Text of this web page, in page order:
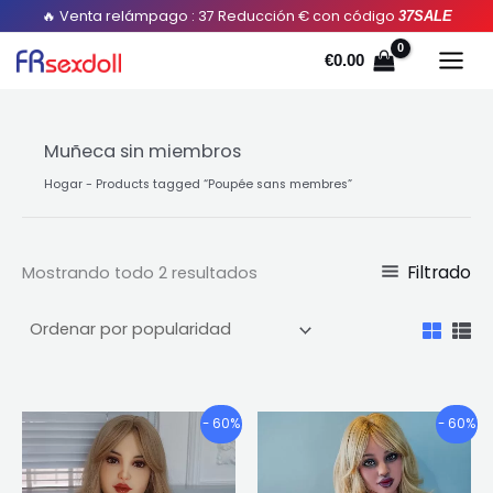
Saltar
contenido
🔥 Venta relámpago : 37 Reducción € con código 37SALE
€0.00
Muñeca sin miembros
Hogar - Products tagged “Poupée sans membres”
Mostrando todo 2 resultados
Ordenado
por
popularidad
Filtrado
- 60%
Gama
de
precios:
Este
producto
tiene
- 60%
Gama
de
Este